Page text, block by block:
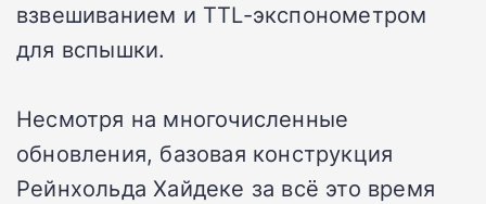
взвешиванием и TTL-экспонометром
для вспышки.
Несмотря на многочисленные
обновления, базовая конструкция
Рейнхольда Хайдеке за всё это время